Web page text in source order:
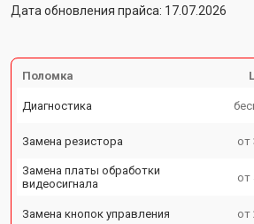
Дата обновления прайса: 17.07.2026
Поломка
Диагностика
Замена резистора от
Замена платы обработки
видеосигнала
от
Замена кнопок управления от